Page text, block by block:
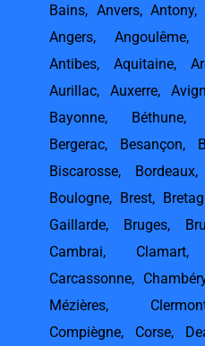
Bains, Anvers,Antony,
Angers, Angoulême,
Antibes, Aquitaine,
Aurillac, Auxerre,
Bayonne, Béthune,
Bergerac, Besançon,
Biscarosse, Bordeaux,
Boulogne, Brest,
Gaillarde, Bruges,
Cambrai, Clamart
Carcassonne,
Mézières,
Compiègne, Corse,